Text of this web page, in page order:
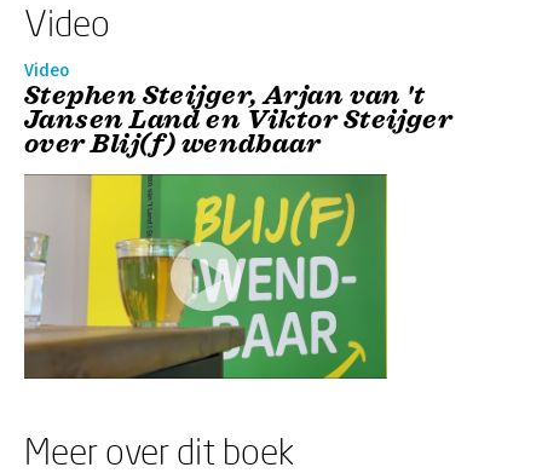
Video
Video
Stephen Steijger, Arjan van 't
Jansen Land en Viktor Steijger
over Blij(f) wendbaar
Meer over dit boek